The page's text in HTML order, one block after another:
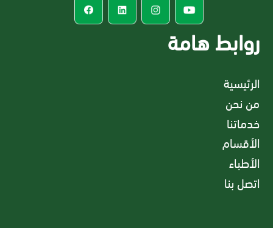
روابط هامة
الرئيسية
من نحن
خدماتنا
الأقسام
الأطباء
اتصل بنا